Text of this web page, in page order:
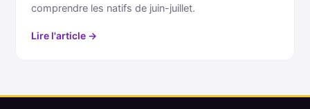
comprendre les natifs de juin-juillet.
Lire l'article →